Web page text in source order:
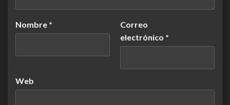
Nombre *
Correo
electrónico *
Web